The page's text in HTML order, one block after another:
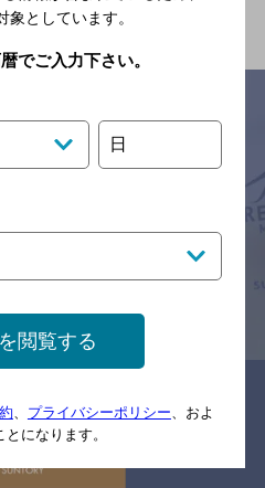
利用規約
くださいますようお願い申し上げま
象としています。
でご入力下さい。
日
閲覧する
プライバシーポリシー 、およ
になります。